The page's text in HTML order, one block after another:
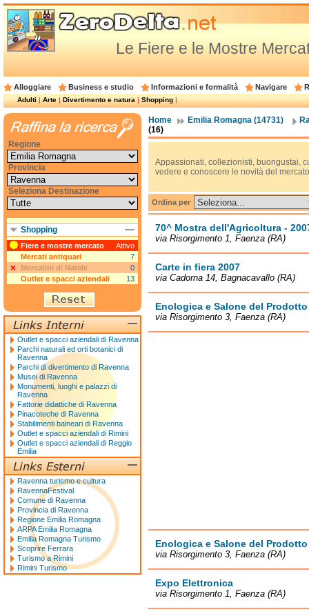
Le Fiere e le Mostre
Alloggiare Business e studio Informazioni e formalità Navigare
Adulti|Arte|Divertimento e natura|Shopping|
Home Emilia Romagna (14731)
(16)
Appassionati, collezionisti, buongustai,
vedere e conoscere le novità del
Ordina per
70^ Mostra dell'Agricoltura -
via Risorgimento 1, Faenza (RA)
Carte in fiera 2007
via Cadorna 14, Bagnacavallo (RA)
Enologica e Salone del
via Risorgimento 3, Faenza (RA)
Enologica e Salone del
via Risorgimento 3, Faenza (RA)
Expo Elettronica
via Risorgimento 1, Faenza (RA)
Regione
Provincia
Seleziona Destinazione
Shopping
Fiere e mostre mercato
Attivo
Mercati antiquari
7
Mercatini di Natale
0
Outlet e spacci aziendali
13
Outlet e spacci aziendali di Ravenna
Parchi naturali ed orti botanici di
Ravenna
Parchi di divertimento di Ravenna
Musei di Ravenna
Monumenti, luoghi e palazzi di
Ravenna
Fattorie didattiche di Ravenna
Pinacoteche di Ravenna
Stabilimenti balneari di Ravenna
Outlet e spacci aziendali di Rimini
Outlet e spacci aziendali di Reggio
Emilia
Ravenna turismo e cultura
RavennaFestival
Comune di Ravenna
Provincia di Ravenna
Regione Emilia Romagna
ARPA Emilia Romagna
Emilia Romagna Turismo
Scoprire Ferrara
Turismo a Rimini
Rimini Turismo